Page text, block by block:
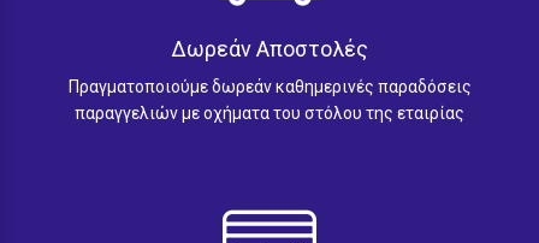
Δωρεάν Αποστολές
Πραγματοποιούμε δωρεάν καθημερινές παραδόσεις
παραγγελιών με οχήματα του στόλου της εταιρίας